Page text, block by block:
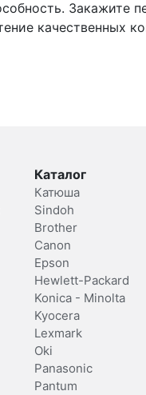
Закажите
качественных
Каталог
Катюша
Sindoh
Brother
Canon
Epson
Hewlett-Packard
Konica - Minolta
Kyocera
Lexmark
Oki
Panasonic
Pantum